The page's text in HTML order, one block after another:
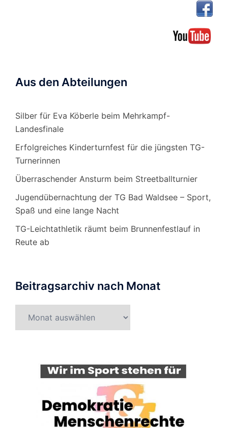
Aus den Abteilungen
Silber für Eva Köberle beim Mehrkampf-
Landesfinale
Erfolgreiches Kinderturnfest für die jüngsten TG-
Turnerinnen
Überraschender Ansturm beim Streetballturnier
Jugendübernachtung der TG Bad Waldsee – Sport,
Spaß und eine lange Nacht
TG-Leichtathletik räumt beim Brunnenfestlauf in
Reute ab
Beitragsarchiv nach Monat
nach